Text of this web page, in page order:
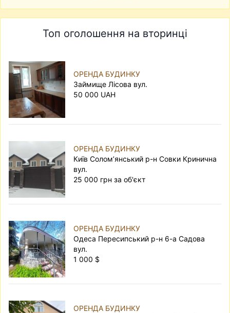
Топ оголошення на вторинці
ОРЕНДА БУДИНКУ
Займище Лісова вул.
50 000 UAH
ОРЕНДА БУДИНКУ
Київ Солом’янський р-н Совки Кринична
вул.
25 000 грн за об'єкт
ОРЕНДА БУДИНКУ
Одеса Пересипський р-н 6-а Садова
вул.
1 000 $
ОРЕНДА БУДИНКУ